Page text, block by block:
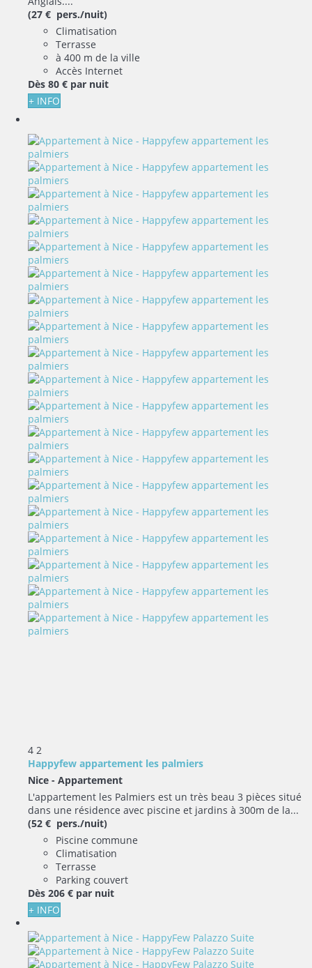
(27 € pers./nuit)
Climatisation
Terrasse
à 400 m de la ville
Accès Internet
Dès 80 € par nuit
+ INFO
4 2
Happyfew appartement les palmiers
Nice - Appartement
L'appartement les Palmiers est un très beau 3 pièces situé
dans une résidence avec piscine et jardins à 300m de la...
(52 € pers./nuit)
Piscine commune
Climatisation
Terrasse
Parking couvert
Dès 206 € par nuit
+ INFO